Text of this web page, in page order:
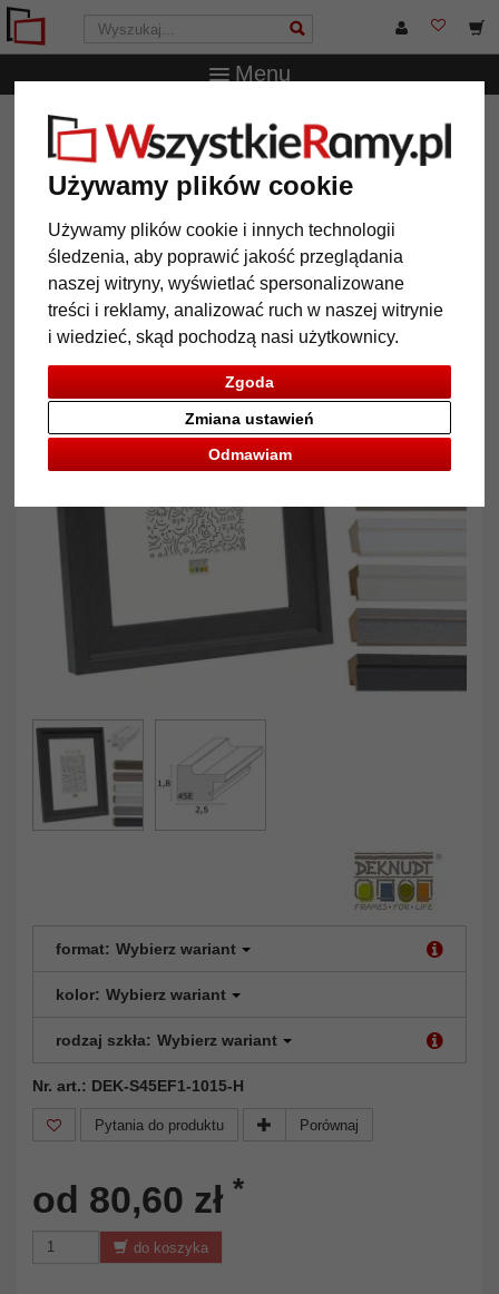
Używamy plików cookie
Używamy plików cookie i innych technologii
śledzenia, aby poprawić jakość przeglądania
naszej witryny, wyświetlać spersonalizowane
treści i reklamy, analizować ruch w naszej witrynie
i wiedzieć, skąd pochodzą nasi użytkownicy.
Zgoda
Odmawiam
Zmiana ustawień
Menu
WszystkieRamy.pl Wielkość ramy
20x20 cm
Drewniana rama do obrazu Rudolph
Drewniana rama do obrazu
Rudolph
format: Wybierz wariant
kolor: Wybierz wariant
rodzaj szkła: Wybierz wariant
Nr. art.: DEK-S45EF1-1015-H
Pytania do produktu Porównaj
od 80,60 zł *
do koszyka